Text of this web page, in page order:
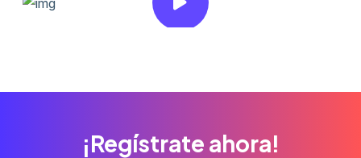
¡Regístrate ahora!